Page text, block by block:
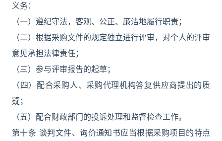
义务：
（一）遵纪守法，客观、公正、廉洁地履行职责；
（二）根据采购文件的规定独立进行评审，对个人的评审
意见承担法律责任；
（三）参与评审报告的起草；
（四）配合采购人、采购代理机构答复供应商提出的质
疑；
（五）配合财政部门的投诉处理和监督检查工作。
第十条 谈判文件、询价通知书应当根据采购项目的特点